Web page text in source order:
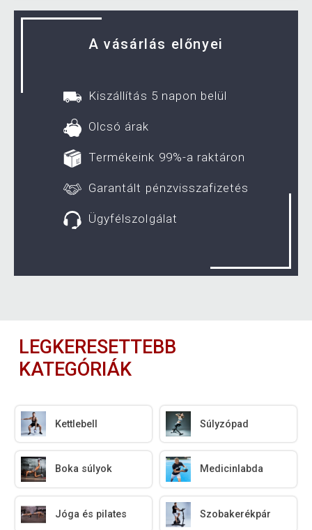
A vásárlás előnyei
Kiszállítás 5 napon belül
Olcsó árak
Termékeink 99%-a raktáron
Garantált pénzvisszafizetés
Ügyfélszolgálat
LEGKERESETTEBB
KATEGÓRIÁK
Kettlebell Súlyzópad
Boka súlyok Medicinlabda
Jóga és pilates Szobakerékpár